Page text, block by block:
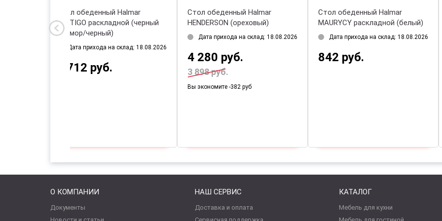
Стол обеденный Halmar
DICKSON раскладной (дуб
натуральный/черный)
Дата прихода на склад: 18.08.2026
1 762 руб.
Стол обеденный Halmar FANIS
160 раскладной (натуральный/
2 811 руб.
Стол обеденный Halmar
VERTIGO раскладной (черный
мрамор/черный)
3 712 руб.
О КОМПАНИИ
Документы
НАШ СЕРВИС
Доставка и оплата
КАТАЛОГ
Мебель для кухни